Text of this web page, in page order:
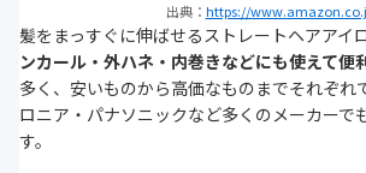
出典： https://
髪をまっすぐに伸ばせるストレートヘアアイ
ンカール・外ハネ・内巻きなどにも使えて便
多く、安いものから高価なものまでそれぞれ
ロニア・パナソニックなど多くのメーカーで
す。